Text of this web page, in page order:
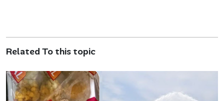
Related To this topic